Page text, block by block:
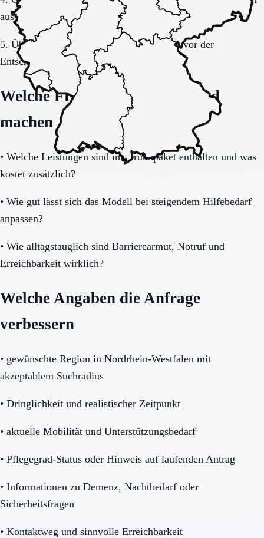
auswerten.
5. Übergang, Kommunikation und Kosten vor der
Entscheidung vollständig klären.
Welche Fragen den Unterschied
machen
• Welche Leistungen sind im Grundpaket enthalten und was
kostet zusätzlich?
• Wie gut lässt sich das Modell bei steigendem Hilfebedarf
anpassen?
• Wie alltagstauglich sind Barrierearmut, Notruf und
Erreichbarkeit wirklich?
Welche Angaben die Anfrage
verbessern
• gewünschte Region in Nordrhein-Westfalen mit
akzeptablem Suchradius
• Dringlichkeit und realistischer Zeitpunkt
• aktuelle Mobilität und Unterstützungsbedarf
• Pflegegrad-Status oder Hinweis auf laufenden Antrag
• Informationen zu Demenz, Nachtbedarf oder
Sicherheitsfragen
• Kontaktweg und sinnvolle Erreichbarkeit